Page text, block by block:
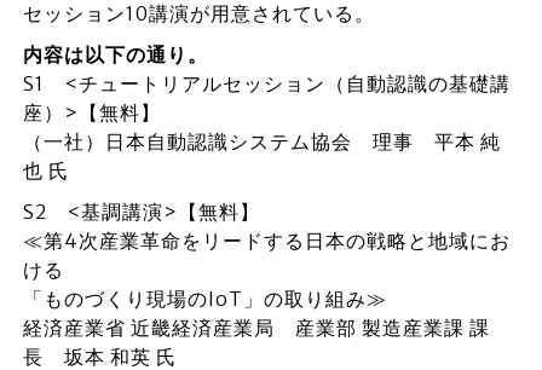
セッション10講演が用意されている。
内容は以下の通り。
S1 <チュートリアルセッション（自動認識の基礎講
座）>【無料】
（一社）日本自動認識システム協会 理事 平本 純
也 氏
S2 <基調講演>【無料】
≪第4次産業革命をリードする日本の戦略と地域にお
ける
「ものづくり現場のIoT」の取り組み≫
経済産業省 近畿経済産業局 産業部 製造産業課 課
長 坂本 和英 氏